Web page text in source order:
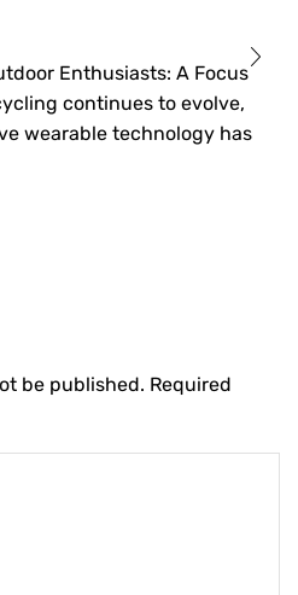
Enthusiasts: A Focus
continues to evolve,
wearable technology has
be published. Required